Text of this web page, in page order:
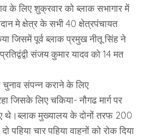
के लिए शुक्रवार को ब्लाक सभागार में
मे क्षेत्र के सभी 40 क्षेत्रपंचायत
जिसमें पूर्व ब्लाक प्रमुख नीतू सिंह ने
संजय कुमार यादव को 14 मत
संपन्न कराने के लिए
जिसके लिए चकिया- नौगढ मार्ग पर
थे।ब्लाक मुख्यालय के दोनों तरफ 200
पहिया चार पहिया वाहनों को रोक दिया